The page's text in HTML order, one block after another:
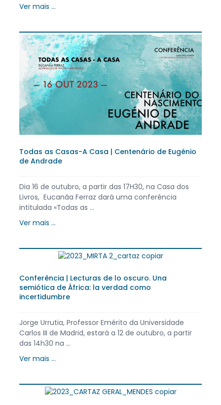
Ver mais ...
Todas as Casas-A Casa | Centenário de Eugénio
de Andrade
Dia 16 de outubro, a partir das 17H30, na Casa dos
Livros, Eucanãa Ferraz dará uma conferência
intitulada «Todas as ...
Ver mais ...
Conferência | Lecturas de lo oscuro. Una
semiótica de África: la verdad como
incertidumbre
Jorge Urrutia, Professor Emérito da Universidade
Carlos III de Madrid, estará a 12 de outubro, a partir
das 14h30 na ...
Ver mais ...